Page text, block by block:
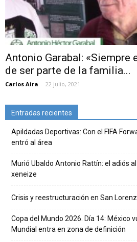
Antonio Garabal: «Siempre
de ser parte de la familia...
Carlos Aira - 22 julio, 2021
Entradas recientes
Apildadas Deportivas: Con el FIFA
entró al área
Murió Ubaldo Antonio Rattín: el adiós
xeneize
Crisis y reestructuración en San
Copa del Mundo 2026. Día 14: México
Mundial entra en zona de definición